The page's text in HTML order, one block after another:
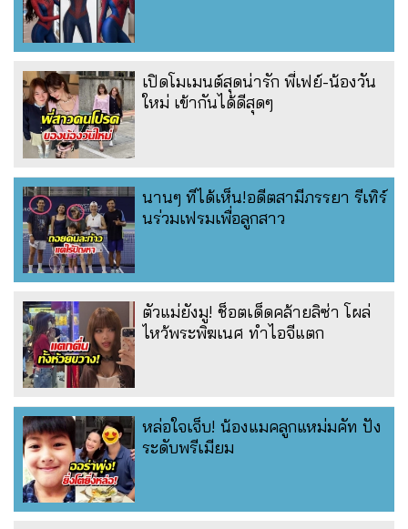
เปิดโมเมนต์สุดน่ารัก พี่เฟย์-น้องวัน
ใหม่ เข้ากันได้ดีสุดๆ
นานๆ ทีได้เห็น!อดีตสามีภรรยา รีเทิร์
นร่วมเฟรมเพื่อลูกสาว
ตัวแม่ยังมู! ช็อตเด็ดคล้ายลิซ่า โผล่
ไหว้พระพิฆเนศ ทำไอจีแตก
หล่อใจเจ็บ! น้องแมคลูกแหม่มคัท ปัง
ระดับพรีเมียม